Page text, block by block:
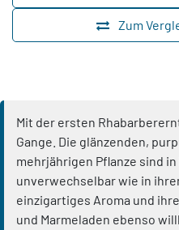
Zum
Mit der ersten
Gange. Die glänzenden,
mehrjährigen Pflanze sind
unverwechselbar wie in
einzigartiges Aroma und
und Marmeladen ebenso